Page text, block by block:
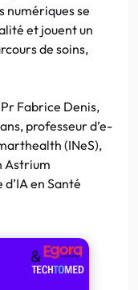
numériques se
et jouent un
de soins,
Fabrice Denis,
professeur d’e-
(INeS),
Astrium
en Santé